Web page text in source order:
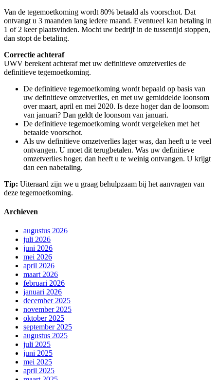
Van de tegemoetkoming wordt 80% betaald als voorschot. Dat
ontvangt u 3 maanden lang iedere maand. Eventueel kan betaling in
1 of 2 keer plaatsvinden. Mocht uw bedrijf in de tussentijd stoppen,
dan stopt de betaling.
Correctie achteraf
UWV berekent achteraf met uw definitieve omzetverlies de
definitieve tegemoetkoming.
De definitieve tegemoetkoming wordt bepaald op basis van
uw definitieve omzetverlies, en met uw gemiddelde loonsom
over maart, april en mei 2020. Is deze hoger dan de loonsom
van januari? Dan geldt de loonsom van januari.
De definitieve tegemoetkoming wordt vergeleken met het
betaalde voorschot.
Als uw definitieve omzetverlies lager was, dan heeft u te veel
ontvangen. U moet dit terugbetalen. Was uw definitieve
omzetverlies hoger, dan heeft u te weinig ontvangen. U krijgt
dan een nabetaling.
Tip: Uiteraard zijn we u graag behulpzaam bij het aanvragen van
deze tegemoetkoming.
Archieven
augustus 2026
juli 2026
juni 2026
mei 2026
april 2026
maart 2026
februari 2026
januari 2026
december 2025
november 2025
oktober 2025
september 2025
augustus 2025
juli 2025
juni 2025
mei 2025
april 2025